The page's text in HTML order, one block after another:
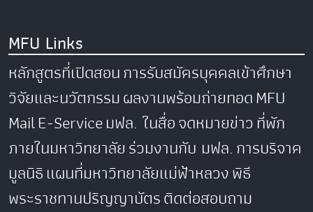
MFU Links
หลักสูตรที่เปิดสอนการรับสมัครบุคคลเข้าศึกษา
วิจัยและนวัตกรรมผลงานพร้อมถ่ายทอดMFU
MailE-Serviceมฟล. ในสื่อจดหมายข่าวที่พัก
ภายในมหาวิทยาลัยร่วมงานกับ มฟล.การบริจาค
มูลนิธิแผนที่มหาวิทยาลัยแม่ฟ้าหลวงพิธี
พระราชทานปริญญาบัตรติดต่อสอบถาม